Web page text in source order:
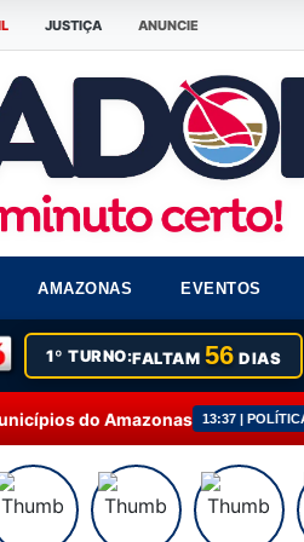
JUSTIÇA ANUNCIE
AMAZONAS EVENTOS
1º TURNO:FALTAM 56 DIAS
13:37 | POLÍTICA Fausto Júnior